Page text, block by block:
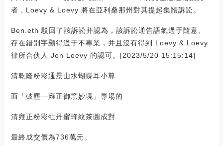
者，Loevy & Loevy 將在亞利桑那州對其提起集體訴訟。
Ben.eth 駁回了該訴訟并認為，該訴訟通告語氣過于隨意、
存在錯別字顯得過于不專業，并且沒有得到 Loevy & Loevy
律所合伙人 Jon Loevy 的認可。[2023/5/20 15:15:14]
清乾隆粉彩通景山水蝴蝶耳小尊
而「破塵—雍正御窯妙境」專場的
清雍正粉彩牡丹蜜蜂紋茶圓成對
最終成交價為736萬元。